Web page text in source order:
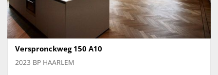
Verspronckweg 150 A10
2023 BP HAARLEM